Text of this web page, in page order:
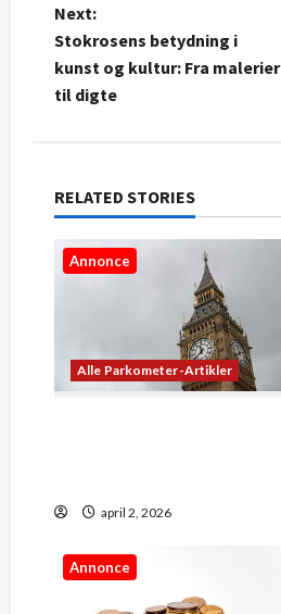
t
n
a
i
g
i
Next:
Stokrosens betydning i
kunst og kultur: Fra malerier
til digte
RELATED STORIES
Annonce
Alle Parkometer-Artikler
april 2, 2026
Annonce